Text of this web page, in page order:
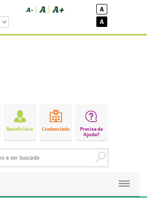
A- A A+
A
A
Beneficiário Credenciado
Precisa de
Ajuda?